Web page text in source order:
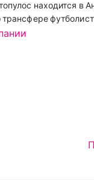
находится в